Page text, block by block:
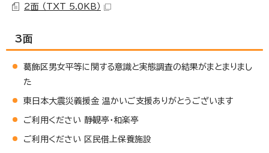
2面 （TXT 5.0KB）
3面
葛飾区男女平等に関する意識と実態調査の結果がまとまりまし
た
東日本大震災義援金 温かいご支援ありがとうございます
ご利用ください 静観亭・和楽亭
ご利用ください 区民借上保養施設